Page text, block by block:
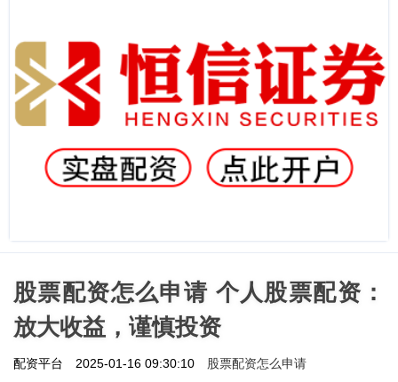
股票配资怎么申请 个人股票配资：
放大收益，谨慎投资
配资平台 2025-01-16 09:30:10 股票配资怎么申请